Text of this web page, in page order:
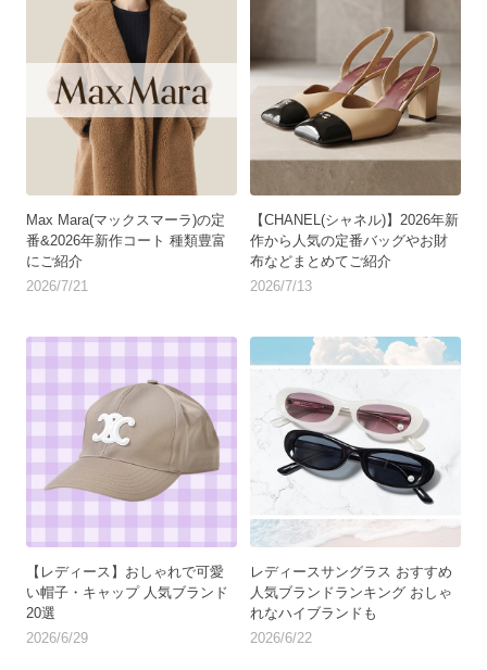
Max Mara(マックスマーラ)の定
番&2026年新作コート 種類豊富
にご紹介
2026/7/21
【CHANEL(シャネル)】2026年新
作から人気の定番バッグやお財
布などまとめてご紹介
2026/7/13
【レディース】おしゃれで可愛
い帽子・キャップ 人気ブランド
20選
2026/6/29
レディースサングラス おすすめ
人気ブランドランキング おしゃ
れなハイブランドも
2026/6/22